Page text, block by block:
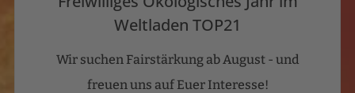
Weltladen TOP21
Wir suchen Fairstärkung ab August - und
freuen uns auf Euer Interesse!